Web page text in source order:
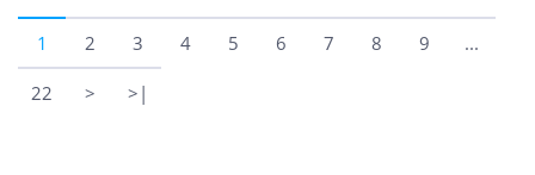
1 2 3 4 5 6 7 8 9 ...
22 > >|